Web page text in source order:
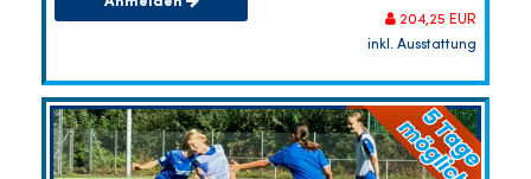
204,25 EUR
inkl. Ausstattung